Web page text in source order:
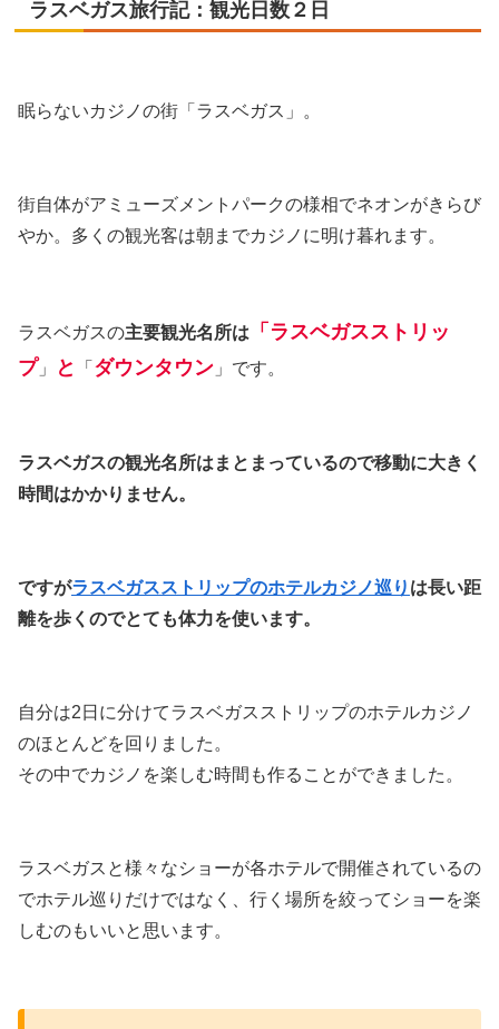
ラスベガス旅行記：観光日数２日
眠らないカジノの街「ラスベガス」。
街自体がアミューズメントパークの様相でネオンがきらび
やか。多くの観光客は朝までカジノに明け暮れます。
ラスベガスの主要観光名所は 「 ラスベガスストリッ
プ 」 と 「 ダウンタウン 」です。
ラスベガスの観光名所はまとまっているので移動に大きく
時間はかかりません。
ですがラスベガスストリップのホテルカジノ巡り は長い距
離を歩くのでとても体力を使います。
自分は2日に分けてラスベガスストリップのホテルカジノ
のほとんどを回りました。
その中でカジノを楽しむ時間も作ることができました。
ラスベガスと様々なショーが各ホテルで開催されているの
でホテル巡りだけではなく、行く場所を絞ってショーを楽
しむのもいいと思います。